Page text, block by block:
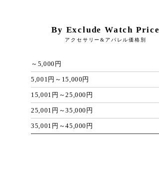
By Exclude Watch Price
アクセサリー&アパレル価格別
～5,000円
5,001円～15,000円
15,001円～25,000円
25,001円～35,000円
35,001円～45,000円